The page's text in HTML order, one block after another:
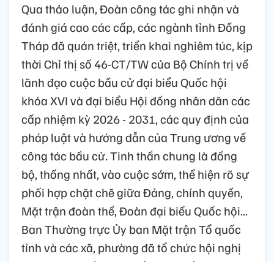
Qua thảo luận, Đoàn công tác ghi nhận và
đánh giá cao các cấp, các ngành tỉnh Đồng
Tháp đã quán triệt, triển khai nghiêm túc, kịp
thời Chỉ thị số 46-CT/TW của Bộ Chính trị về
lãnh đạo cuộc bầu cử đại biểu Quốc hội
khóa XVI và đại biểu Hội đồng nhân dân các
cấp nhiệm kỳ 2026 - 2031, các quy định của
pháp luật và hướng dẫn của Trung ương về
công tác bầu cử. Tinh thần chung là đồng
bộ, thống nhất, vào cuộc sớm, thể hiện rõ sự
phối hợp chặt chẽ giữa Đảng, chính quyền,
Mặt trận đoàn thể, Đoàn đại biểu Quốc hội...
Ban Thường trực Ủy ban Mặt trận Tổ quốc
tỉnh và các xã, phường đã tổ chức hội nghị